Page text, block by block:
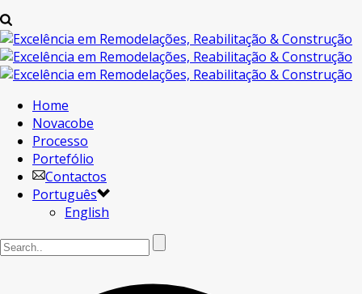
Home
Novacobe
Processo
Portefólio
Contactos
Português
English